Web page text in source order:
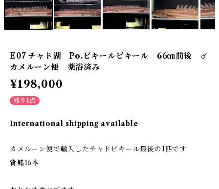
E07 チャド湖 Po.ビキールビキール 66㎝前後 ♂
カメルーン便 薬浴済み
¥198,000
残り1点
International shipping available
カメルーン便で輸入したチャドビキール最後の1匹です
背鰭16本